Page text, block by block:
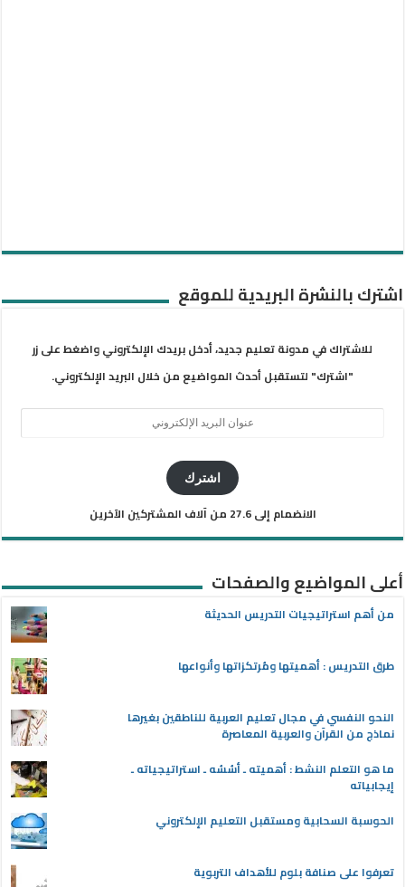
اشترك بالنشرة البريدية للموقع
للاشتراك في مدونة تعليم جديد، أدخل بريدك الإلكتروني واضغط على زر
"اشترك" لتستقبل أحدث المواضيع من خلال البريد الإلكتروني.
اشترك
الانضمام إلى 27.6 من آلاف المشتركين الآخرين
أعلى المواضيع والصفحات
من أهم استراتيجيات التدريس الحديثة
طرق التدريس : أهميتها ومُرتكزاتها وأنواعها
النحو النفسي في مجال تعليم العربية للناطقين بغيرها
نماذج من القرآن والعربية المعاصرة
ما هو التعلم النشط : أهميته ـ أسُسُه ـ استراتيجياته ـ
إيجابياته
الحوسبة السحابية ومستقبل التعليم الإلكتروني
تعرفوا على صنافة بلوم للأهداف التربوية